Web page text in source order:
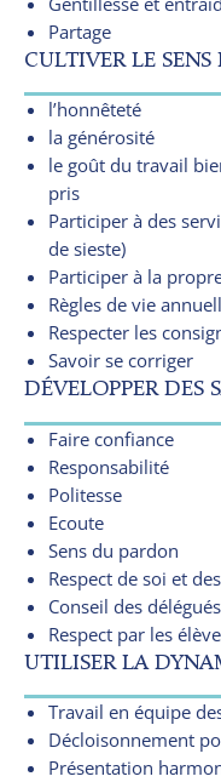
Partage
CULTIVER LE SENS
l’honnêteté
la générosité
le goût du travail
pris
Participer à des
de sieste)
Participer à la
Règles de vie
Respecter les
Savoir se corriger
DÉVELOPPER DES
Faire confiance
Responsabilité
Politesse
Ecoute
Sens du pardon
Respect de soi et
Conseil des délégués
Respect par les
UTILISER LA
Travail en équipe
Décloisonnement
Présentation